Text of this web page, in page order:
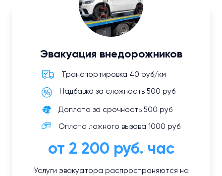
Эвакуация внедорожников
Транспортировка 40 руб/км
Надбавка за сложность 500 руб
Доплата за срочность 500 руб
Оплата ложного вызова 1000 руб
от 2 200 руб. час
Услуги эвакуатора распространяются на